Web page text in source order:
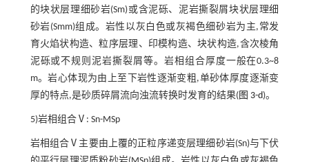
的块状层理细砂岩(Sm)或含泥砾、泥岩撕裂屑块状层理细
砂岩(Smm)组成。岩性以灰白色或灰褐色细砂岩为主,常发
育火焰状构造、粒序层理、印模构造、块状构造,含次棱角
泥砾或不规则泥岩撕裂屑等。岩相组合厚度一般在0.3~8
m。岩心体现为由上至下岩性逐渐变粗,单砂体厚度逐渐变
厚的特点,是砂质碎屑流向浊流转换时发育的结果(图 3-d)。
5)岩相组合Ⅴ: Sn-MSp
岩相组合Ⅴ主要由上覆的正粒序递变层理细砂岩(Sn)与下伏